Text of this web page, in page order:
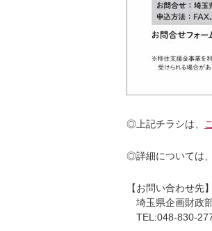
◎上記チラシは、
◎詳細については、
【お問い合わせ先】
埼玉県企画財政
TEL:048-830-